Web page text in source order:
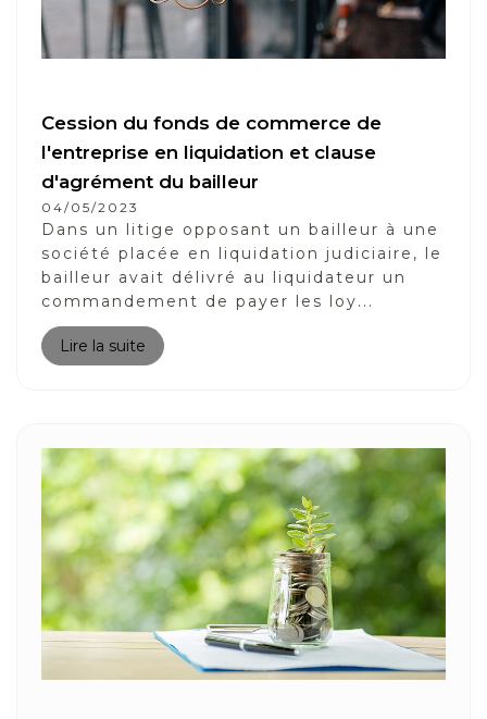
Cession du fonds de commerce de
l'entreprise en liquidation et clause
d'agrément du bailleur
04/05/2023
Dans un litige opposant un bailleur à une
société placée en liquidation judiciaire, le
bailleur avait délivré au liquidateur un
commandement de payer les loy...
Lire la suite